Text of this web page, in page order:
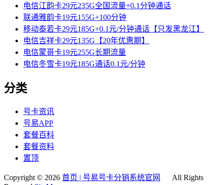
电信江韵卡29元235G全国流量+0.1分钟通话
联通雅韵卡19元155G+100分钟
移动泰若卡29元185G+0.1元/分钟通话【只发黑龙江】
电信吉祥卡29元135G【20年优惠期】
电信蒙哥卡19元255G长期流量
电信冬雪卡19元185G通话0.1元/分钟
分类
号卡资讯
号易APP
套餐百科
套餐资料
置顶
Copyright © 2026 首页 | 号易号卡分销系统官网
All Rights